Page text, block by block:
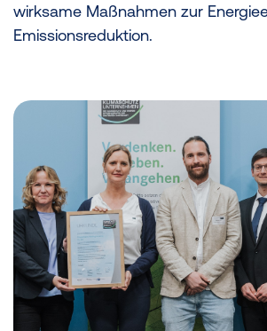
wirksame Maßnahmen zur
Emissionsreduktion.